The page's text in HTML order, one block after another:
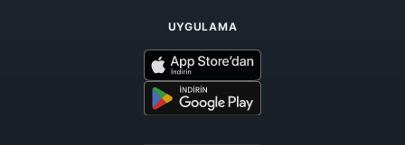
UYGULAMA